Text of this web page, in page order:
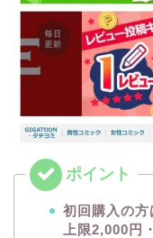
初回購入の方
上限2,000円